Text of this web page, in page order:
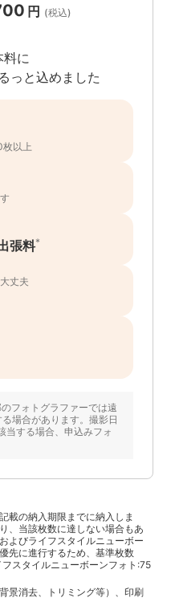
円 (税込)
料に
っと込めました
以上
張料*
丈夫
フォトグラファーでは遠
場合があります。撮影日
当する場合、申込みフォ
載の納入期限までに納入しま
、当該枚数に達しない場合もあ
よびライフスタイルニューボー
先に進行するため、基準枚数
スタイルニューボーンフォト:75
景消去、トリミング等）、印刷